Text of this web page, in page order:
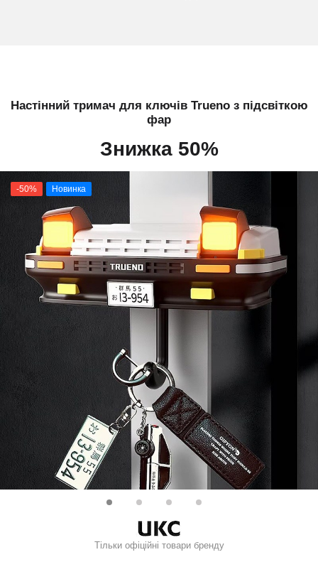
Настінний тримач для ключів Trueno з підсвіткою
фар
Знижка 50%
-50% Новинка
Тільки офіційні товари бренду